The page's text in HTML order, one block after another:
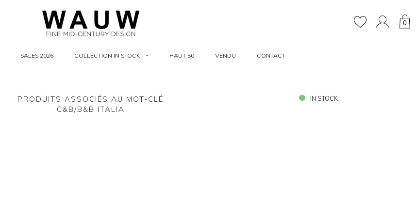
0
SALES 2026 COLLECTION IN STOCK HAUT 50 VENDU CONTACT
PRODUITS ASSOCIÉS AU MOT-CLÉ
C&B/B&B ITALIA
IN STOCK